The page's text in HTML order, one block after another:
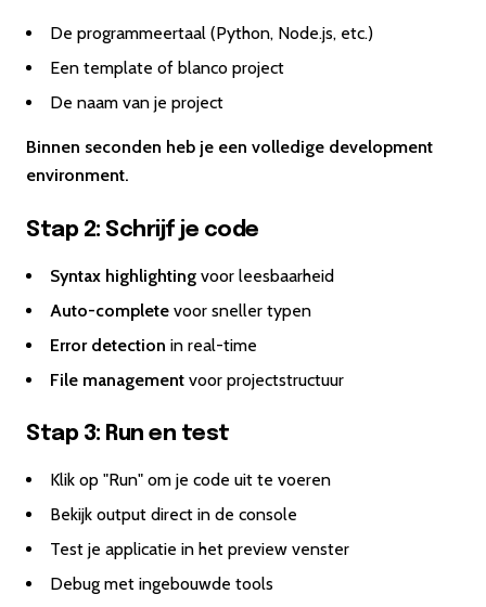
De programmeertaal (Python, Node.js, etc.)
Een template of blanco project
De naam van je project
Binnen seconden heb je een volledige development
environment.
Stap 2: Schrijf je code
Syntax highlighting voor leesbaarheid
Auto-complete voor sneller typen
Error detection in real-time
File management voor projectstructuur
Stap 3: Run en test
Klik op "Run" om je code uit te voeren
Bekijk output direct in de console
Test je applicatie in het preview venster
Debug met ingebouwde tools